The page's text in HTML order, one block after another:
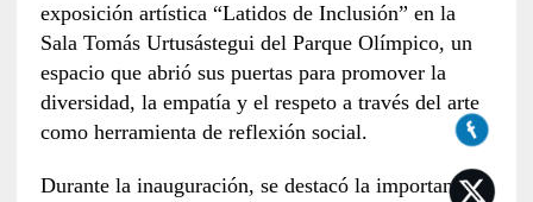
exposición artística “Latidos de Inclusión” en la
Sala Tomás Urtusástegui del Parque Olímpico, un
espacio que abrió sus puertas para promover la
diversidad, la empatía y el respeto a través del arte
como herramienta de reflexión social.
Durante la inauguración, se destacó la importancia